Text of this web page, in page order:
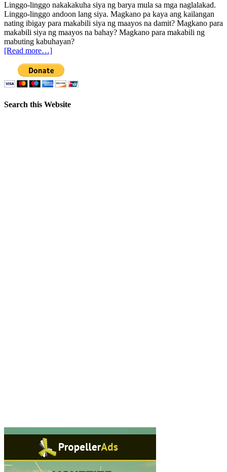
Linggo-linggo nakakakuha siya ng barya mula sa mga naglalakad.
Linggo-linggo andoon lang siya. Magkano pa kaya ang kailangan
nating ibigay para makabili siya ng maayos na damit? Magkano para
makabili siya ng maayos na bahay? Magkano para makabili ng
mabuting kabuhayan?
[Read more…]
Search this Website